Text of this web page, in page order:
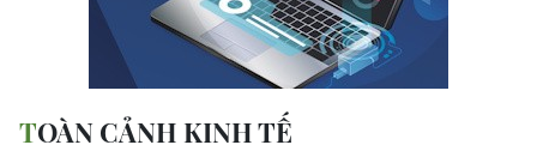
TOÀN CẢNH KINH TẾ